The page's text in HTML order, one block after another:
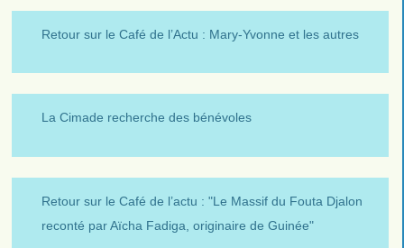
Retour sur le Café de l’Actu : Mary-Yvonne et les autres
La Cimade recherche des bénévoles
Retour sur le Café de l’actu : "Le Massif du Fouta Djalon
reconté par Aïcha Fadiga, originaire de Guinée"